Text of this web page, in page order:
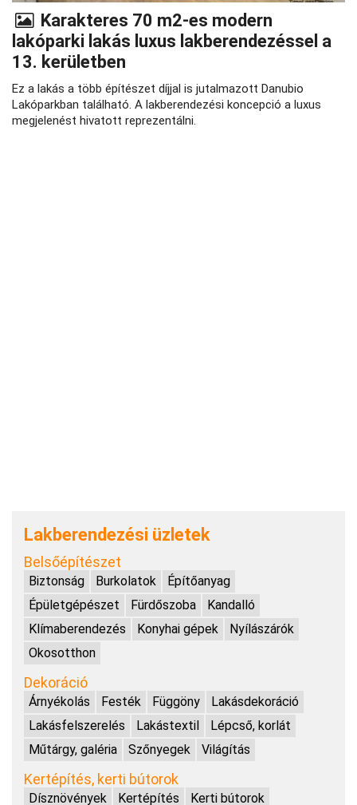
Karakteres 70 m2-es modern
lakóparki lakás luxus lakberendezéssel a
13. kerületben
Ez a lakás a több építészet díjjal is jutalmazott Danubio
Lakóparkban található. A lakberendezési koncepció a luxus
megjelenést hivatott reprezentálni.
Lakberendezési üzletek
Belsőépítészet
Biztonság Burkolatok
Építőanyag
Épületgépészet
Fürdőszoba
Kandalló
Klímaberendezés
Konyhai gépek
Nyílászárók
Okosotthon
Dekoráció
Árnyékolás Festék Függöny
Lakásdekoráció
Lakásfelszerelés
Lakástextil
Lépcső, korlát
Műtárgy, galéria
Szőnyegek Világítás
Kertépítés, kerti bútorok
Dísznövények Kertépítés Kerti bútorok